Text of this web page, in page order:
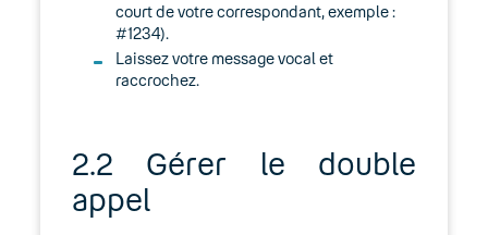
court de votre correspondant, exemple :
#1234).
Laissez votre message vocal et
raccrochez.
2.2 Gérer le double
appel